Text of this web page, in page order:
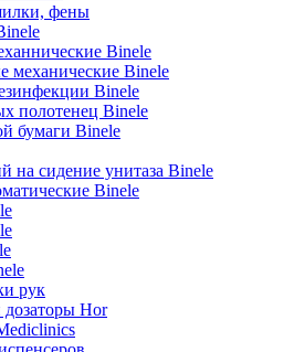
фены
Binele
механические Binele
Binele
полотенец Binele
бумаги Binele
на сидение унитаза Binele
Binele
рук
Hor